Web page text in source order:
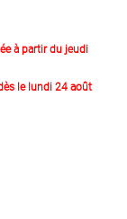
à partir du jeudi
le lundi 24 août